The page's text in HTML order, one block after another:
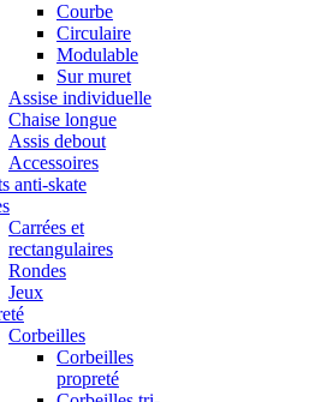
Courbe
Circulaire
Modulable
Sur muret
Assise individuelle
Chaise longue
Assis debout
Accessoires
anti-skate
Carrées et
rectangulaires
Rondes
Jeux
Corbeilles
Corbeilles
propreté